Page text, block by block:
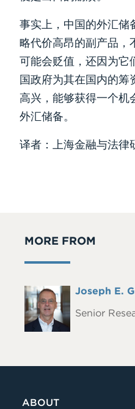
事实上，中国的外汇储
略代价高昂的副产品，
可能会贬值，还因为它
国政府为其在国内的筹
高兴，能够获得一个机
外汇储备。
译者：上海金融与法律
MORE FROM
Headshot Full
Joseph E.
Senior
ABOUT